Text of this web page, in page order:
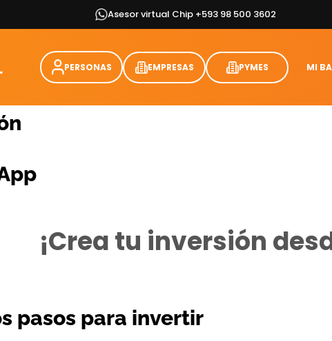
Asesor virtual Chip +593 98 500 3602
PERSONAS EMPRESAS PYMES MI
¡Crea tu inversión
pasos para invertir